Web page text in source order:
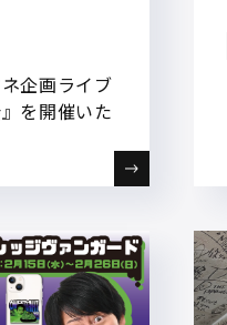
企画ライブ
を開催いた